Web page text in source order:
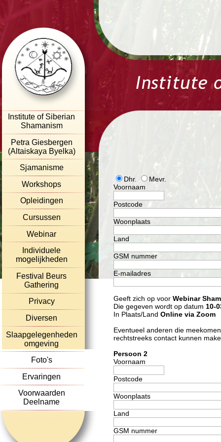
Institute of Siberian
Shamanism
Petra Giesbergen
(Altaiskaya Byelka)
Sjamanisme
Workshops
Opleidingen
Cursussen
Webinar
Individuele
mogelijkheden
Festival Beurs
Gathering
Privacy
Diversen
Slaapgelegenheden
omgeving
Foto's
Ervaringen
Voorwaarden
Deelname
Dhr.
Mevr.
Voornaam
Postcode
Woonplaats
Land
GSM nummer
E-mailadres
Geeft zich op voor Webinar
Die gegeven wordt op datum 10-
In Plaats/Land Online via Zoom
Eventueel anderen die
rechtstreeks contact kunnen
Persoon 2
Voornaam
Postcode
Woonplaats
Land
GSM nummer